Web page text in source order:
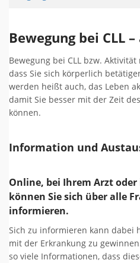
Bewegung bei CLL
Bewegung bei CLL bzw.
dass Sie sich körperlich
werden heißt auch, das Leben
damit Sie besser mit der Zeit
können.
Information und
Online, bei Ihrem Arzt
können Sie sich über alle
informieren.
Sich zu informieren kann dabei
mit der Erkrankung zu
so viele Informationen, dass